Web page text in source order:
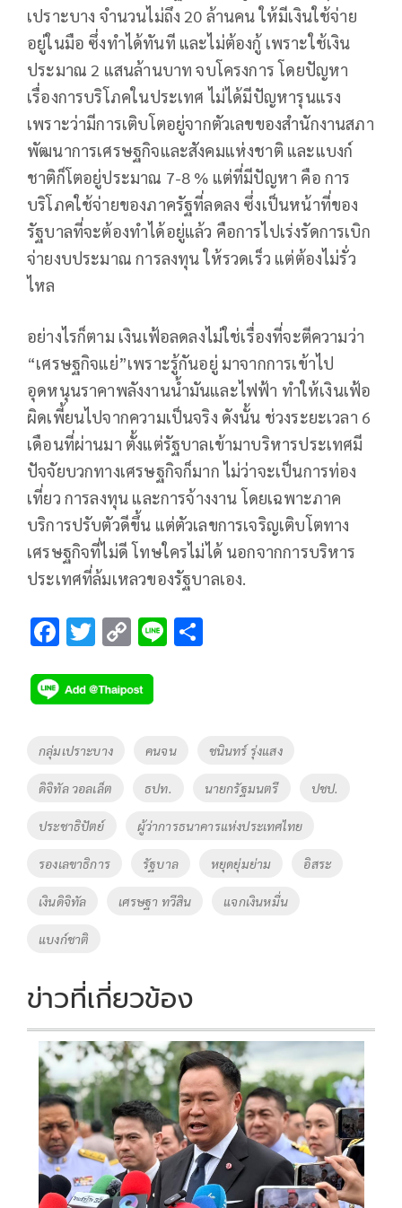
เปราะบาง จำนวนไม่ถึง 20 ล้านคน ให้มีเงินใช้จ่าย
อยู่ในมือ ซึ่งทำได้ทันที และไม่ต้องกู้ เพราะใช้เงิน
ประมาณ 2 แสนล้านบาท จบโครงการ โดยปัญหา
เรื่องการบริโภคในประเทศ ไม่ได้มีปัญหารุนแรง
เพราะว่ามีการเติบโตอยู่จากตัวเลขของสำนักงานสภา
พัฒนาการเศรษฐกิจและสังคมแห่งชาติ และแบงก์
ชาติก็โตอยู่ประมาณ 7-8 % แต่ที่มีปัญหา คือ การ
บริโภคใช้จ่ายของภาครัฐที่ลดลง ซึ่งเป็นหน้าที่ของ
รัฐบาลที่จะต้องทำได้อยู่แล้ว คือการไปเร่งรัดการเบิก
จ่ายงบประมาณ การลงทุน ให้รวดเร็ว แต่ต้องไม่รั่ว
ไหล
อย่างไรก็ตาม เงินเฟ้อลดลงไม่ใช่เรื่องที่จะตีความว่า
“เศรษฐกิจแย่”เพราะรู้กันอยู่ มาจากการเข้าไป
อุดหนุนราคาพลังงานน้ำมันและไฟฟ้า ทำให้เงินเฟ้อ
ผิดเพี้ยนไปจากความเป็นจริง ดังนั้น ช่วงระยะเวลา 6
เดือนที่ผ่านมา ตั้งแต่รัฐบาลเข้ามาบริหารประเทศมี
ปัจจัยบวกทางเศรษฐกิจก็มาก ไม่ว่าจะเป็นการท่อง
เที่ยว การลงทุน และการจ้างงาน โดยเฉพาะภาค
บริการปรับตัวดีขึ้น แต่ตัวเลขการเจริญเติบโตทาง
เศรษฐกิจที่ไม่ดี โทษใครไม่ได้ นอกจากการบริหาร
ประเทศที่ล้มเหลวของรัฐบาลเอง.
F
e
b
o
o
k
T
tt
er
C
p
y
Li
k
Li
Tags
กลุ่มเปราะบาง คนจน ชนินทร์ รุ่งแสง
ดิจิทัล วอลเล็ต ธปท. นายกรัฐมนตรี ปชป.
ประชาธิปัตย์ ผู้ว่าการธนาคารแห่งประเทศไทย
รองเลขาธิการ รัฐบาล หยุดยุ่มย่าม อิสระ
เงินดิจิทัล เศรษฐา ทวีสิน แจกเงินหมื่น
แบงก์ชาติ
ข่าวที่เกี่ยวข้อง